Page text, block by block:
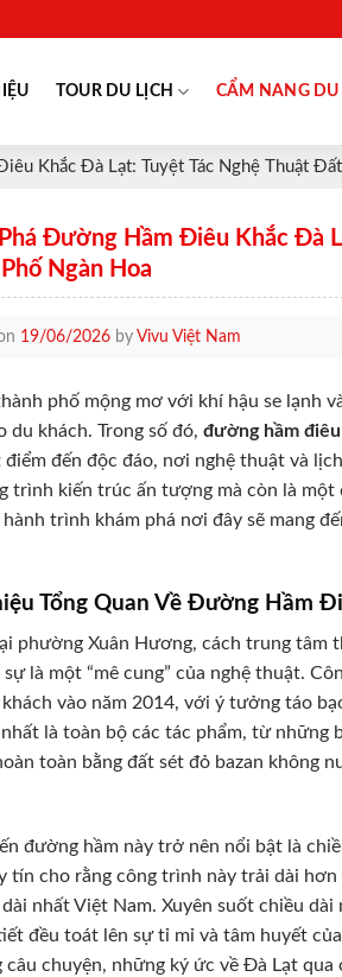
TOUR DU LỊCH CẨM NANG DU
Khắc Đà Lạt: Tuyệt Tác Nghệ Thuật
Đường Hầm Điêu Khắc Đà
Phố Ngàn Hoa
19/06/2026 by Vivu Việt Nam
phố mộng mơ với khí hậu se lạnh
du khách. Trong số đó, đường hầm
đến độc đáo, nơi nghệ thuật và
trình kiến trúc ấn tượng mà còn là một
trình khám phá nơi đây sẽ mang
Tổng Quan Về Đường Hầm
phường Xuân Hương, cách trung tâm
là một “mê cung” của nghệ thuật.
vào năm 2014, với ý tưởng táo
là toàn bộ các tác phẩm, từ
toàn bằng đất sét đỏ bazan không
đường hầm này trở nên nổi bật là
tín cho rằng công trình này trải dài
dài nhất Việt Nam. Xuyên suốt chiều
đều toát lên sự tỉ mỉ và tâm huyết
câu chuyện, những ký ức về Đà Lạt